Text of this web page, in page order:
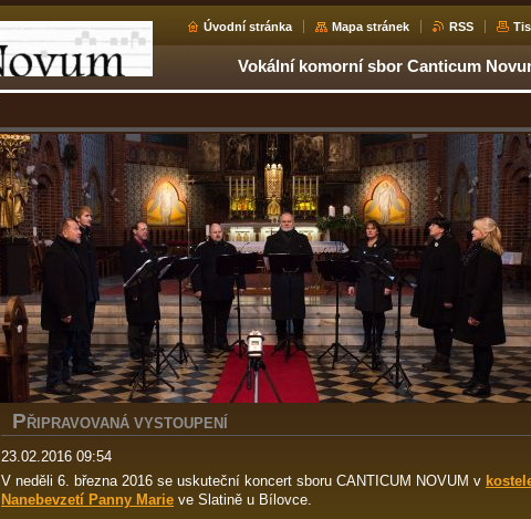
Úvodní stránka Mapa stránek RSS
Vokální komorní sbor Canticum
P ŘIPRAVOVANÁ VYSTOUPENÍ
23.02.2016 09:54
V neděli 6. března 2016 se uskuteční koncert sboru CANTICUM NOVUM v
Nanebevzetí Panny Marie ve Slatině u Bílovce.